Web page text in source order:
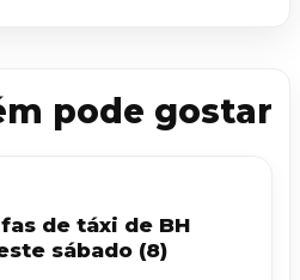
pode gostar
de táxi de BH
sábado (8)